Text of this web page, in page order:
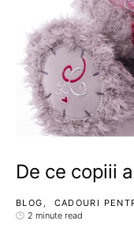
De ce copiii
BLOG CADOURI
2 minute read